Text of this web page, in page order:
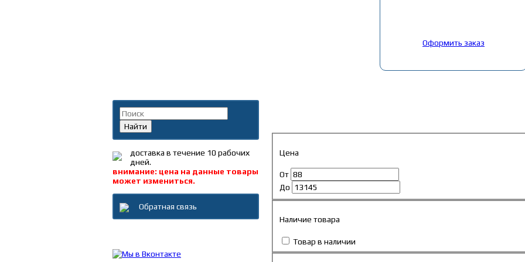
Оформить заказ
Цена
От
До
Наличие товара
Товар в наличии
Найти
доставка в течение 10 рабочих
дней.
внимание: цена на данные товары
может измениться.
Обратная связь